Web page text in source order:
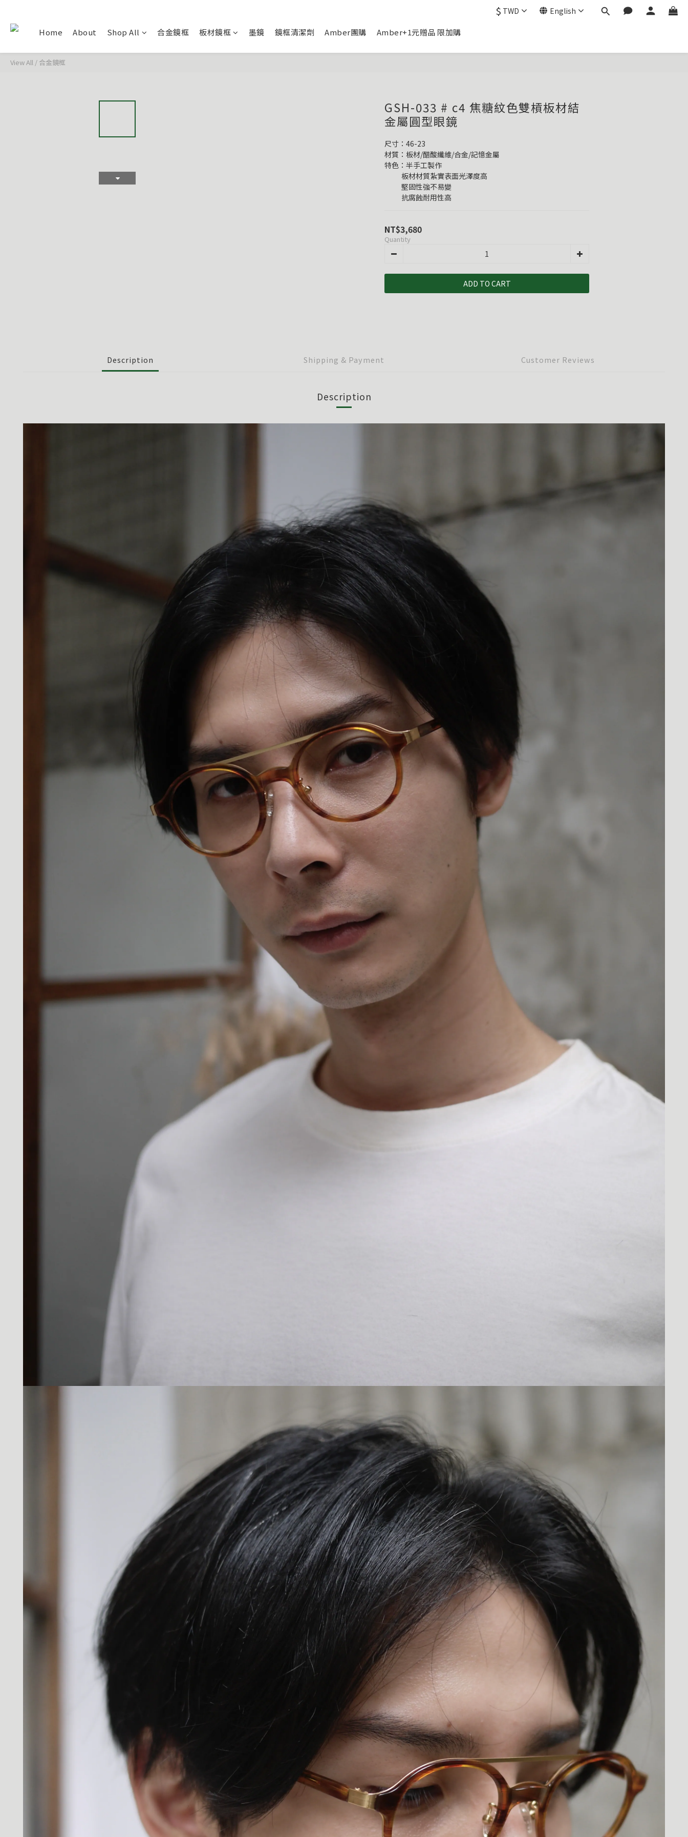
$ TWD English
Home About Shop All 合金鏡框 板材鏡框 墨鏡 鏡框清潔劑 Amber團購 Amber+1元贈品 限加購
View All / 合金鏡框
GSH-033 # c4 焦糖紋色雙槓板材結
金屬圓型眼鏡
尺寸：46-23
材質：板材/醋酸纖維/合金/記憶金屬
特色：半手工製作
           板材材質紮實表面光澤度高
           堅固性強不易變
           抗腐蝕耐用性高
NT$3,680
Quantity
ADD TO CART
Description Shipping & Payment Customer Reviews
Description